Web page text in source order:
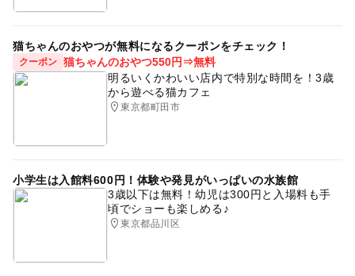
猫ちゃんのおやつが無料になるクーポンをチェック！
クーポン 猫ちゃんのおやつ550円⇒無料
明るいくかわいい店内で特別な時間を！3歳
から遊べる猫カフェ
東京都町田市
小学生は入館料600円！体験や発見がいっぱいの水族館
3歳以下は無料！幼児は300円と入場料も手
頃でショーも楽しめる♪
東京都品川区